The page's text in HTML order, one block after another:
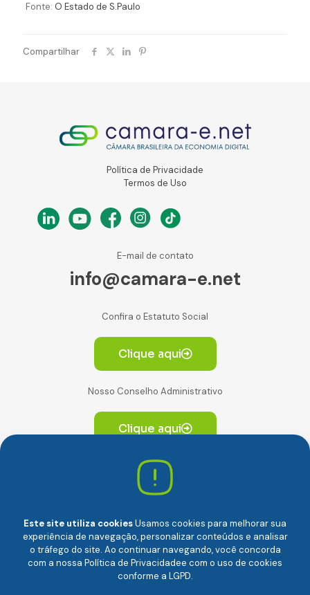
Fonte: O Estado de S.Paulo
Compartilhar
Política de Privacidade
Termos de Uso
E-mail de contato
info@camara-e.net
Confira o Estatuto Social
Clique aqui
Nosso Conselho Administrativo
Clique aqui
Av. Paulista, 2064. Conjunto 14, (Edifício Paulista) -
CEP 01310-928 Consolação – São Paulo/SP
Este site utiliza cookiesUsamos cookies para melhorar sua
experiência de navegação, personalizar conteúdos e analisar
o tráfego do site. Ao continuar navegando, você concorda
com a nossa Política de Privacidadee com o uso de cookies
conforme a LGPD.